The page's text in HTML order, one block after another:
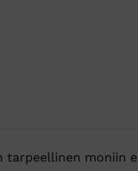
tarpeellinen moniin